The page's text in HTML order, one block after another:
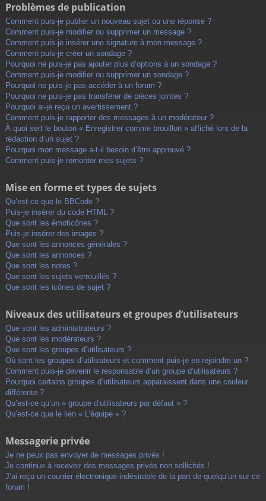
Problèmes de publication
Comment puis-je publier un nouveau sujet ou une réponse ?
Comment puis-je modifier ou supprimer un message ?
Comment puis-je insérer une signature à mon message ?
Comment puis-je créer un sondage ?
Pourquoi ne puis-je pas ajouter plus d’options à un sondage ?
Comment puis-je modifier ou supprimer un sondage ?
Pourquoi ne puis-je pas accéder à un forum ?
Pourquoi ne puis-je pas transférer de pièces jointes ?
Pourquoi ai-je reçu un avertissement ?
Comment puis-je rapporter des messages à un modérateur ?
À quoi sert le bouton « Enregistrer comme brouillon » affiché lors de la
rédaction d’un sujet ?
Pourquoi mon message a-t-il besoin d’être approuvé ?
Comment puis-je remonter mes sujets ?
Mise en forme et types de sujets
Qu’est-ce que le BBCode ?
Puis-je insérer du code HTML ?
Que sont les émoticônes ?
Puis-je insérer des images ?
Que sont les annonces générales ?
Que sont les annonces ?
Que sont les notes ?
Que sont les sujets verrouillés ?
Que sont les icônes de sujet ?
Niveaux des utilisateurs et groupes d’utilisateurs
Que sont les administrateurs ?
Que sont les modérateurs ?
Que sont les groupes d’utilisateurs ?
Où sont les groupes d’utilisateurs et comment puis-je en rejoindre un ?
Comment puis-je devenir le responsable d’un groupe d’utilisateurs ?
Pourquoi certains groupes d’utilisateurs apparaissent dans une couleur
différente ?
Qu’est-ce qu’un « groupe d’utilisateurs par défaut » ?
Qu’est-ce que le lien « L’équipe » ?
Messagerie privée
Je ne peux pas envoyer de messages privés !
Je continue à recevoir des messages privés non sollicités !
J’ai reçu un courrier électronique indésirable de la part de quelqu’un sur ce
forum !